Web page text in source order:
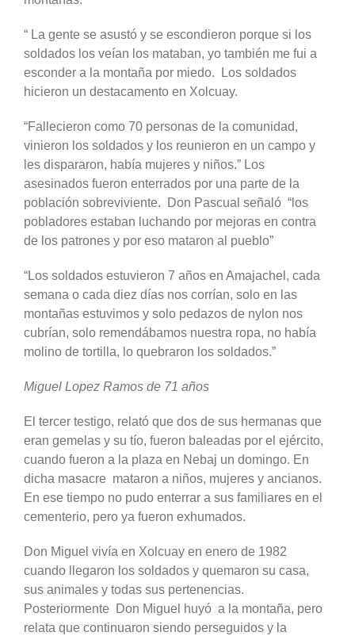
“ La gente se asustó y se escondieron porque si los
soldados los veían los mataban, yo también me fui a
esconder a la montaña por miedo. Los soldados
hicieron un destacamento en Xolcuay.
“Fallecieron como 70 personas de la comunidad,
vinieron los soldados y los reunieron en un campo y
les dispararon, había mujeres y niños.” Los
asesinados fueron enterrados por una parte de la
población sobreviviente. Don Pascual señaló “los
pobladores estaban luchando por mejoras en contra
de los patrones y por eso mataron al pueblo”
“Los soldados estuvieron 7 años en Amajachel, cada
semana o cada diez días nos corrían, solo en las
montañas estuvimos y solo pedazos de nylon nos
cubrían, solo remendábamos nuestra ropa, no había
molino de tortilla, lo quebraron los soldados.”
Miguel Lopez Ramos de 71 años
El tercer testigo, relató que dos de sus hermanas que
eran gemelas y su tío, fueron baleadas por el ejército,
cuando fueron a la plaza en Nebaj un domingo. En
dicha masacre mataron a niños, mujeres y ancianos.
En ese tiempo no pudo enterrar a sus familiares en el
cementerio, pero ya fueron exhumados.
Don Miguel vivía en Xolcuay en enero de 1982
cuando llegaron los soldados y quemaron su casa,
sus animales y todas sus pertenencias.
Posteriormente Don Miguel huyó a la montaña, pero
relata que continuaron siendo perseguidos y la